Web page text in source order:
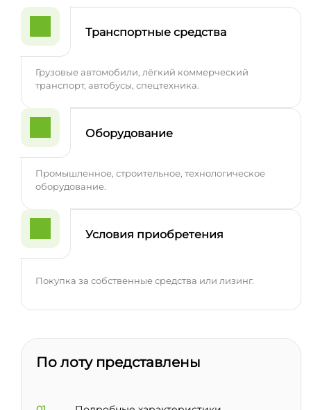
Транспортные средства
Грузовые автомобили, лёгкий коммерческий
транспорт, автобусы, спецтехника.
Оборудование
Промышленное, строительное, технологическое
оборудование.
Условия приобретения
Покупка за собственные средства или лизинг.
По лоту представлены